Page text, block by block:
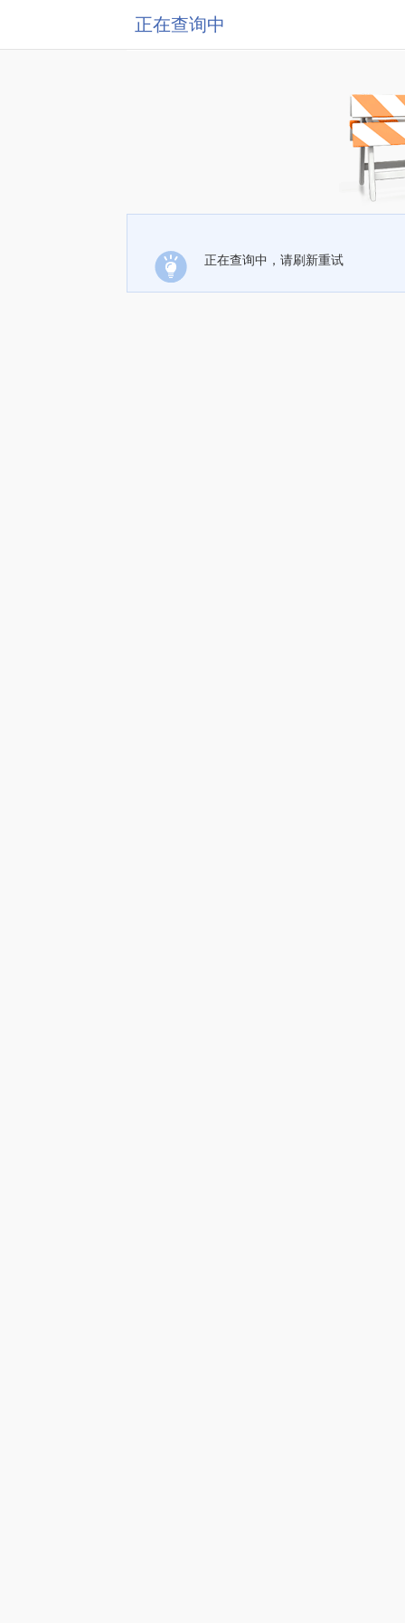
正在查询中
正在查询中，请刷新重试